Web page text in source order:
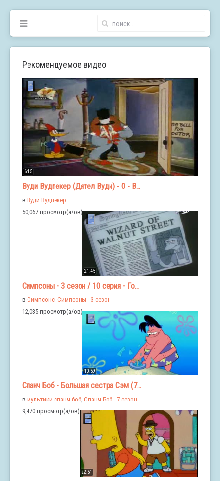
Рекомендуемое видео
6:15
Вуди Вудпекер (Дятел Вуди) - 0 - В...
в Вуди Вудпекер
50,067 просмотр(а/ов)
21:45
Симпсоны - 3 сезон / 10 серия - Го...
в Симпсонс, Симпсоны - 3 сезон
12,035 просмотр(а/ов)
10:59
Спанч Боб - Большая сестра Сэм (7...
в мультики спанч боб Спанч Боб - 7 сезон
9,470 просмотр(а/ов)
22:51